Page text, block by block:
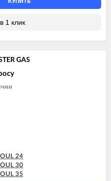
КУПИТЬ
1 клик
GAS
24
30
35